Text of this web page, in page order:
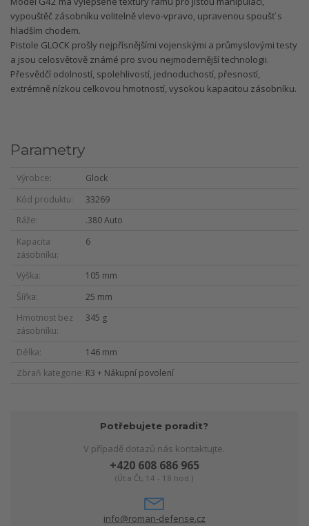
vypouštěč zásobníku volitelně vlevo-vpravo, upravenou spoušť s
hladším chodem.
Pistole GLOCK prošly nejpřísnějšími vojenskými a průmyslovými testy
a jsou celosvětově známé pro svou nejmodernější technologii.
Přesvědčí odolností, spolehlivostí, jednoduchostí, přesností,
extrémně nízkou celkovou hmotností, vysokou kapacitou zásobníku.
Parametry
Výrobce
Glock
Kód produktu
33269
Ráže
.380 Auto
Kapacita
zásobníku
6
Výška
105 mm
Šířka
25 mm
Hmotnost bez
zásobníku
345 g
Délka
146 mm
Zbraň kategorie R3 + Nákupní povolení
Potřebujete poradit?
V případě dotazů nás kontaktujte.
+420 608 686 965
(Út a Čt, 14 - 18 hod.)
info@roman-defense.cz